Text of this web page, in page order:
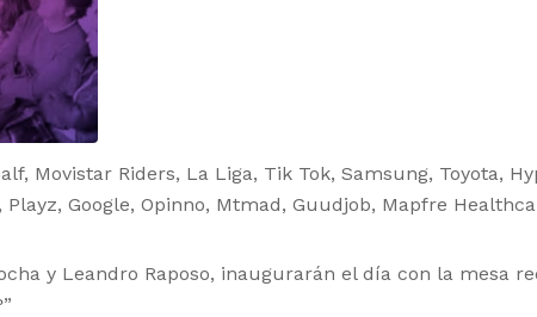
Movistar Riders, La Liga, Tik Tok, Samsung, Toyota,
Playz, Google, Opinno, Mtmad, Guudjob, Mapfre
y Leandro Raposo, inaugurarán el día con la mesa